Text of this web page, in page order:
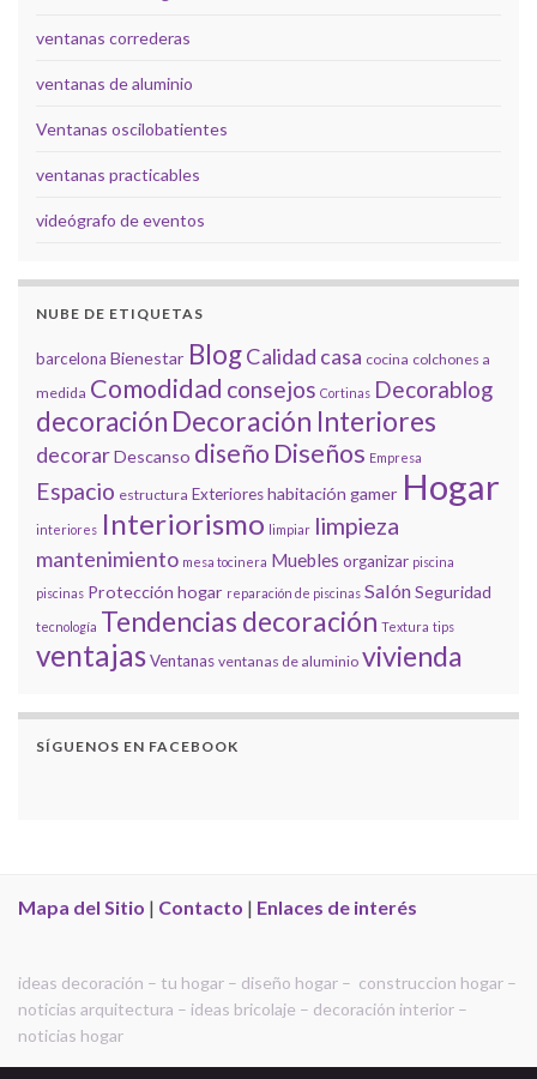
ventanas correderas
ventanas de aluminio
Ventanas oscilobatientes
ventanas practicables
videógrafo de eventos
NUBE DE ETIQUETAS
barcelona Bienestar BlogCalidad casa cocina colchones a
medida Comodidad consejos Cortinas Decorablog
decoración Decoración Interiores
decorarDescanso diseño Diseños Empresa
Espacio estructura Exterioreshabitación gamer Hogar
interiores Interiorismo limpiar limpieza
mantenimiento mesa tocinera Muebles organizar piscina
piscinas Protección hogar reparación de piscinas SalónSeguridad
tecnología Tendencias decoración Textura tips
ventajasVentanas ventanas de aluminio vivienda
SÍGUENOS EN FACEBOOK
Mapa del Sitio | Contacto | Enlaces de interés
ideas decoración – tu hogar – diseño hogar – construccion hogar –
noticias arquitectura – ideas bricolaje – decoración interior –
noticias hogar